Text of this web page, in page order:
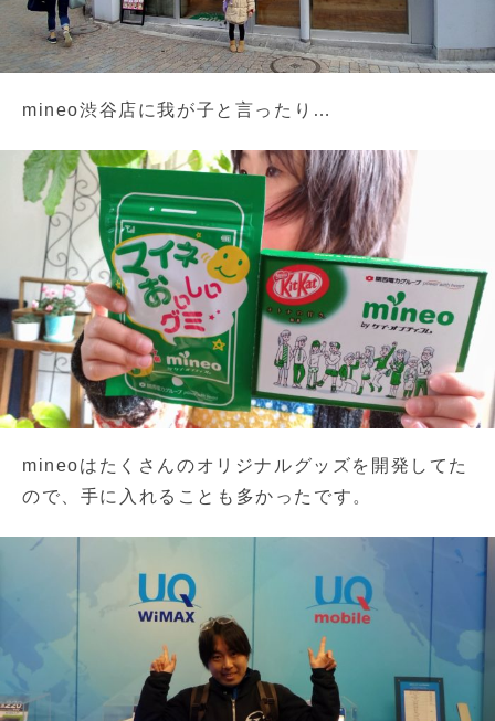
mineo渋谷店に我が子と言ったり…
mineoはたくさんのオリジナルグッズを開発してた
ので、手に入れることも多かったです。